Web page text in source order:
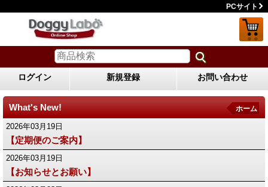
PCサイト
ログイン 新規登録 お問い合わせ
What's New! ホーム
2026年03月19日
【定期便のご案内】
2026年03月19日
【お知らせとお願い】